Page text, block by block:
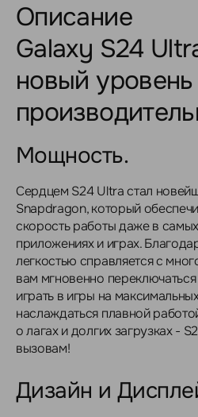
Описание
Galaxy S24
новый уровень
Мощность.
Сердцем S24 Ultra стал
Snapdragon, который
скорость работы даже в
приложениях и играх.
легкостью справляется с
вам мгновенно
играть в игры на
наслаждаться плавной
о лагах и долгих загрузках -
вызовам!
Дизайн и